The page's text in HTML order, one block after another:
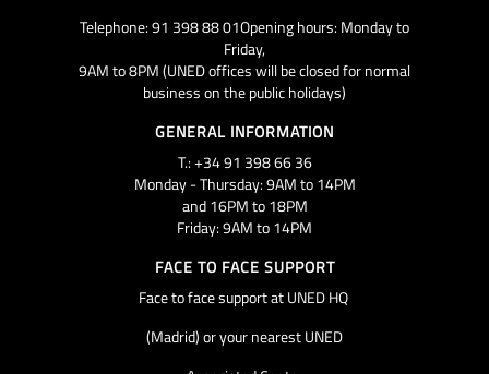
Telephone: 91 398 88 01Opening hours: Monday to
Friday,
9AM to 8PM (UNED offices will be closed for normal
business on the public holidays)
GENERAL INFORMATION
T.: +34 91 398 66 36
Monday - Thursday: 9AM to 14PM
and 16PM to 18PM
Friday: 9AM to 14PM
FACE TO FACE SUPPORT
Face to face support at UNED HQ
(Madrid) or your nearest UNED